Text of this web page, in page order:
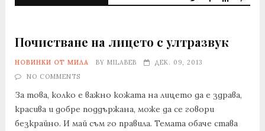
Почистване на лицето с ултразвук
НОВИНКИ ОТ МИЛА BY MILABEB
ДЕК. 09, 2013
NO COMMENTS
За това, колко е важно кожата на лицето да е здрава,
красива и добре поддържана, може да се говори
безкрайно. И май съм го правила. Темата обаче става